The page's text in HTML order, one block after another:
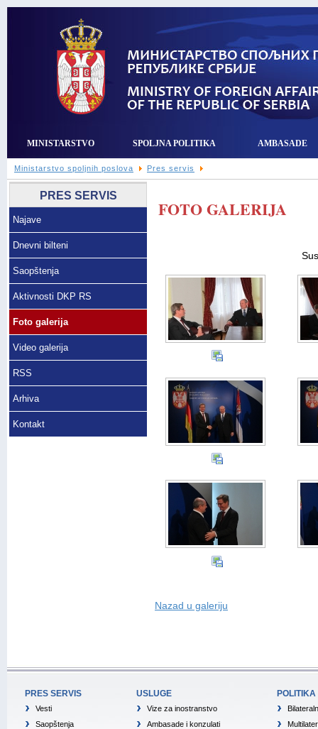
MINISTARSTVO SPOLJNA POLITIKA AMBASADE
Ministarstvo spoljnih poslova Pres servis
PRES SERVIS
Najave
Dnevni bilteni
Saopštenja
Aktivnosti DKP RS
Foto galerija
Video galerija
RSS
Arhiva
Kontakt
FOTO GALERIJA
Nazad u galeriju
PRES SERVIS
Vesti
Saopštenja
USLUGE
Vize za inostranstvo
Ambasade i konzulati
POLITIKA